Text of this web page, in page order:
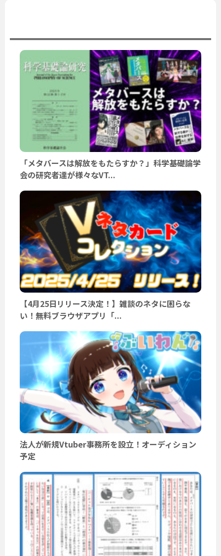
「メタバースは解放をもたらすか？」科学基礎論学
会の研究者達が様々なVT...
【4月25日リリース決定！】雑談のネタに困らな
い！無料ブラウザアプリ「...
法人が新規Vtuber事務所を設立！オーディション
予定